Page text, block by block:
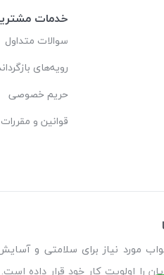
خدمات
سوالات متداول
رویه‌های
حریم خصوصی
قوانین و مقررات
را اولویت کار خود قرار داده